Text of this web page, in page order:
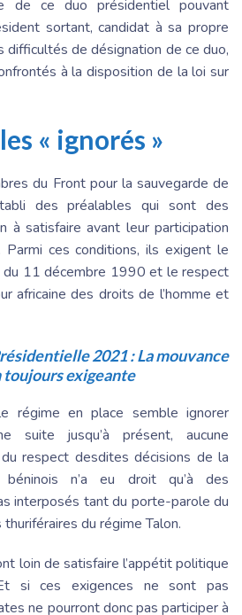
de ce duo présidentiel pouvant
sortant, candidat à sa propre
difficultés de désignation de ce duo,
à la disposition de la loi sur
« ignorés »
du Front pour la sauvegarde de
des préalables qui sont des
à satisfaire avant leur participation
Parmi ces conditions, ils exigent le
du 11 décembre 1990 et le respect
africaine des droits de l’homme et
2021 : La mouvance
toujours exigeante
régime en place semble ignorer
suite jusqu’à présent, aucune
respect desdites décisions de la
n’a eu droit qu’à des
interposés tant du porte-parole du
du régime Talon.
loin de satisfaire l’appétit politique
si ces exigences ne sont pas
ne pourront donc pas participer à